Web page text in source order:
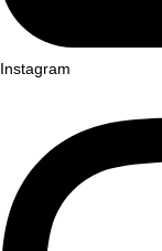
Instagram